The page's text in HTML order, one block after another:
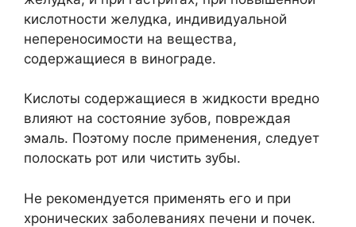
кислотности желудка, индивидуальной
непереносимости на вещества,
содержащиеся в винограде.
Кислоты содержащиеся в жидкости вредно
влияют на состояние зубов, повреждая
эмаль. Поэтому после применения, следует
полоскать рот или чистить зубы.
Не рекомендуется применять его и при
хронических заболеваниях печени и почек.